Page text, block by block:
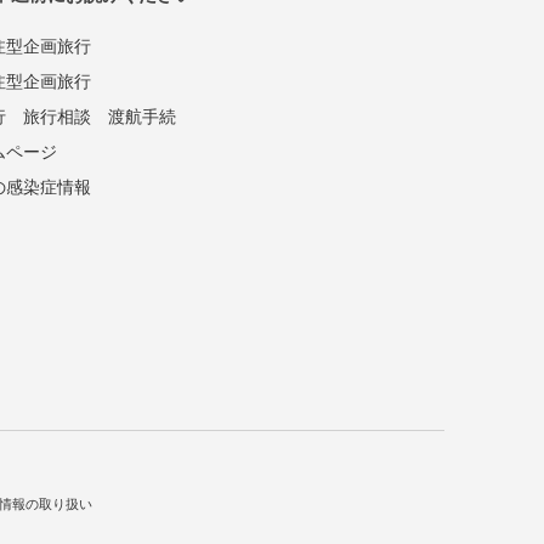
型企画旅行
型企画旅行
旅行相談
渡航手続
ページ
感染症情報
報の取り扱い